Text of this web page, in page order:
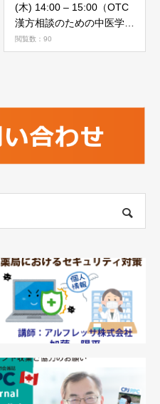
(木) 14:00 – 15:00（OTC
漢方相談のための中医学基
礎と少し応用） 12月「胆
(生理・病理と用薬・食養
閲覧数：90